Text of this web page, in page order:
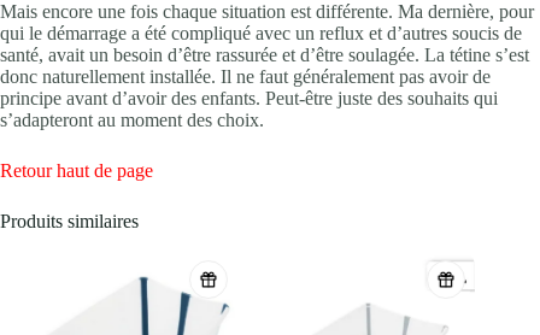
Mais encore une fois chaque situation est différente. Ma dernière, pour
qui le démarrage a été compliqué avec un reflux et d’autres soucis de
santé, avait un besoin d’être rassurée et d’être soulagée. La tétine s’est
donc naturellement installée. Il ne faut généralement pas avoir de
principe avant d’avoir des enfants. Peut-être juste des souhaits qui
s’adapteront au moment des choix.
Retour haut de page
Produits similaires